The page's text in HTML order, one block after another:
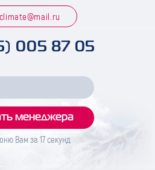
005 87 05
Вам за 17секунд